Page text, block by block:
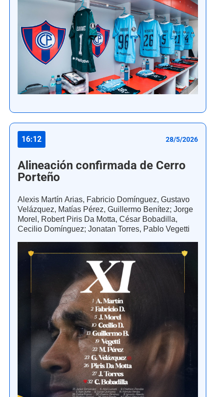
16:12 28/5/2026
Alineación confirmada de Cerro
Porteño
Alexis Martín Arias, Fabricio Domínguez, Gustavo
Velázquez, Matías Pérez, Guillermo Benítez; Jorge
Morel, Robert Piris Da Motta, César Bobadilla,
Cecilio Domínguez; Jonatan Torres, Pablo Vegetti